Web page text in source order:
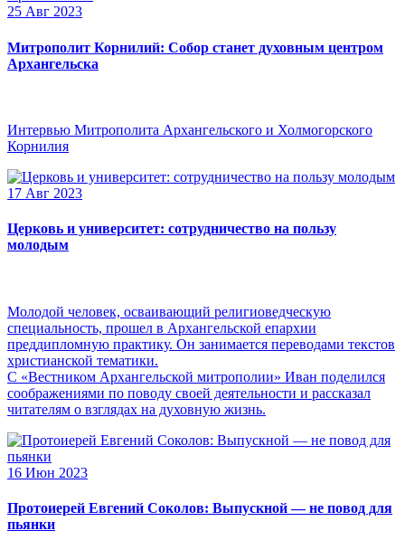
25 Авг 2023
Митрополит Корнилий: Собор станет духовным центром
Архангельска
Интервью Митрополита Архангельского и Холмогорского
Корнилия
17 Авг 2023
Церковь и университет: сотрудничество на пользу
молодым
Молодой человек, осваивающий религиоведческую
специальность, прошел в Архангельской епархии
преддипломную практику. Он занимается переводами текстов
христианской тематики.
С «Вестником Архангельской митрополии» Иван поделился
соображениями по поводу своей деятельности и рассказал
читателям о взглядах на духовную жизнь.
16 Июн 2023
Протоиерей Евгений Соколов: Выпускной — не повод для
пьянки